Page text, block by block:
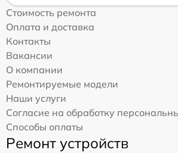
Стоимость ремонта
Оплата и доставка
Контакты
Вакансии
О компании
Ремонтируемые модели
Наши услуги
Согласие на обработку
Способы оплаты
Ремонт устройств